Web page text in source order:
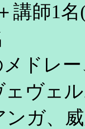
講師1
ドレ
ヴェ
ガ、